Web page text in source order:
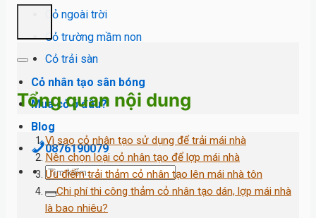
Cỏ ngoài trời
Cỏ trường mầm non
Cỏ trải sàn
Cỏ nhân tạo sân bóng
Mua cỏ ở đâu?
Blog
0876190079
Tìm
kiếm:
Tổng quan nội dung
Vì sao cỏ nhân tạo sử dụng để trải mái nhà
Nên chọn loại cỏ nhân tạo để lợp mái nhà
Ưu điểm trải thảm cỏ nhân tạo lên mái nhà tôn
Chi phí thi công thảm cỏ nhân tạo dán, lợp mái nhà
là bao nhiêu?